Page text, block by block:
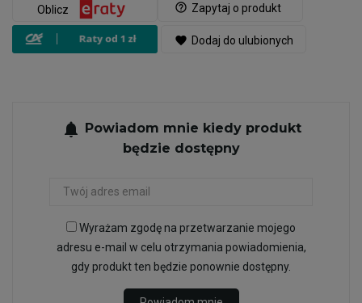
help_outline Zapytaj o produkt
Oblicz
favorite Dodaj do ulubionych
notifications Powiadom mnie kiedy produkt
będzie dostępny
Wyrażam zgodę na przetwarzanie mojego
adresu e-mail w celu otrzymania powiadomienia,
gdy produkt ten będzie ponownie dostępny.